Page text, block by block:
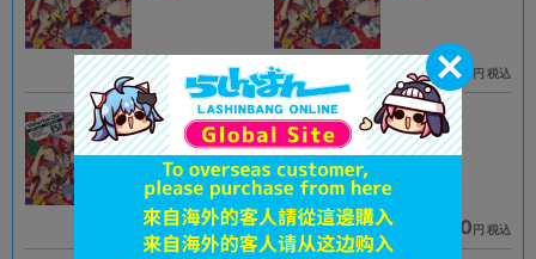
在庫あり 1,290円 税込 在庫あり 1,990円 税込
状態 : A
横浜店
在庫あり 1,290 円 税込
状態 :A
京都店２号館
在庫あり 1,290 円 税込